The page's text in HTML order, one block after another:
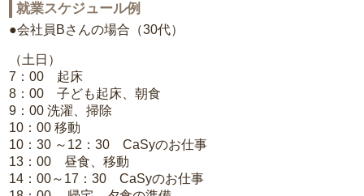
就業スケジュール例
●会社員Bさんの場合（30代）
（土日）
7：00 起床
8：00 子ども起床、朝食
9：00 洗濯、掃除
10：00 移動
10：30 ～12：30 CaSyのお仕事
13：00 昼食、移動
14：00～17：30 CaSyのお仕事